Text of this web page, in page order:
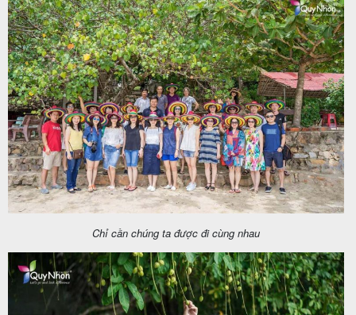
Chỉ cần chúng ta được đi cùng nhau